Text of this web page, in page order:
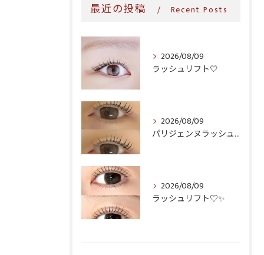
最近の投稿 Recent Posts
2026/08/09
ラッシュリフト‎🤍
2026/08/09
パリジェンヌラッシュリフト♪
2026/08/09
ラッシュリフト♡✨